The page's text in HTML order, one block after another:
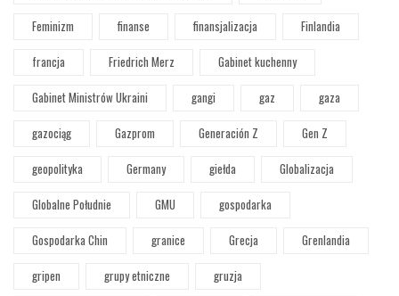
Feminizm
finanse finansjalizacja
Finlandia
francja
Friedrich Merz
Gabinet kuchenny
Gabinet Ministrów Ukraini
gangi gaz
gaza
gazociąg
Gazprom Generación Z
Gen Z
geopolityka
Germany giełda
Globalizacja
Globalne Południe
GMU
gospodarka
Gospodarka Chin
granice Grecja
Grenlandia
gripen
grupy etniczne
gruzja